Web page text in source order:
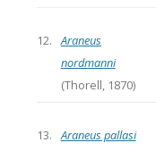
12. Araneus
nordmanni
(Thorell, 1870)
13. Araneus pallasi